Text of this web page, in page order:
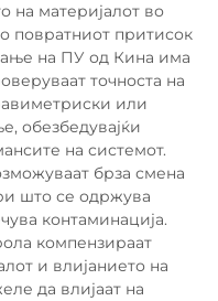
на материјалот во
повратниот притисок
на ПУ од Кина има
точноста на
или
обезбедувајќи
на системот.
брза смена
што се одржува
контаминација.
компензираат
и влијанието на
да влијаат на